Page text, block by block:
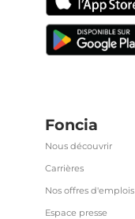
Foncia
Nous découvrir
Carrières
Nos offres d'emplois
Espace presse